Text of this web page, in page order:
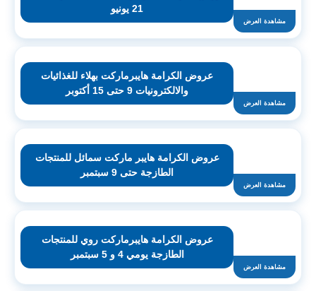
مشاهدة العرض
21 يونيو
مشاهدة العرض
عروض الكرامة هايبرماركت بهلاء للغذائيات
والالكترونيات 9 حتى 15 أكتوبر
مشاهدة العرض
عروض الكرامة هايبر ماركت سمائل للمنتجات
الطازجة حتى 9 سبتمبر
مشاهدة العرض
عروض الكرامة هايبرماركت روي للمنتجات
الطازجة يومي 4 و 5 سبتمبر